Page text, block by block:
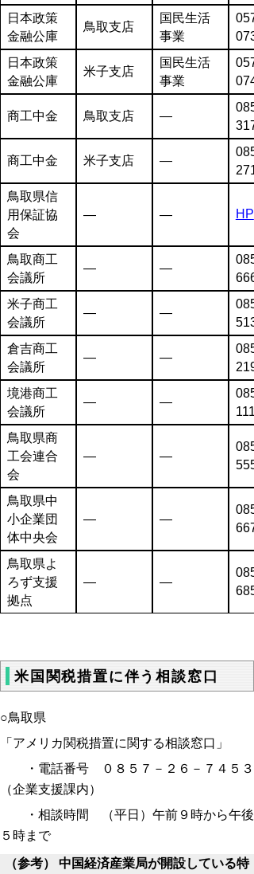
日本政策
金融公庫
鳥取支店
国民生活
事業
日本政策
金融公庫
米子支店
国民生活
事業
商工中金 鳥取支店 ―
商工中金 米子支店 ―
鳥取県信
用保証協
会
― ― HP
鳥取商工
会議所
― ―
米子商工
会議所
― ―
倉吉商工
会議所
― ―
境港商工
会議所
― ―
鳥取県商
工会連合
会
― ―
鳥取県中
小企業団
体中央会
― ―
鳥取県よ
ろず支援
拠点
― ―
米国関税措置に伴う相談窓口
○鳥取県
「アメリカ関税措置に関する相談窓口」
・電話番号 ０８５７－２６－７４５３
（企業支援課内）
・相談時間 （平日）午前９時から午後
５時まで
（参考） 中国経済産業局が開設している特